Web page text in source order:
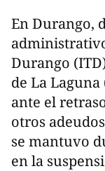
En Durango,
Durango
de La
ante el
otros
se mantuvo
en la